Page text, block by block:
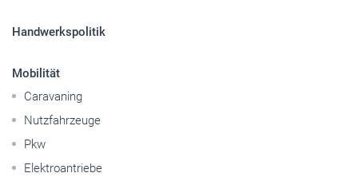
Handwerkspolitik
Mobilität
Caravaning
Nutzfahrzeuge
Pkw
Elektroantriebe